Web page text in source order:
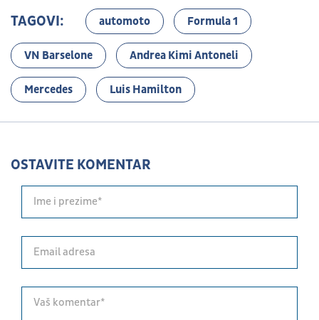
TAGOVI: automoto Formula 1
VN Barselone Andrea Kimi Antoneli
Mercedes Luis Hamilton
OSTAVITE KOMENTAR